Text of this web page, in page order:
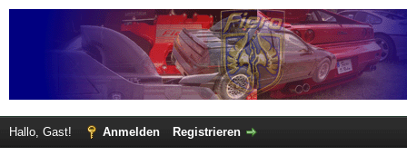
Hallo, Gast! Anmelden Registrieren